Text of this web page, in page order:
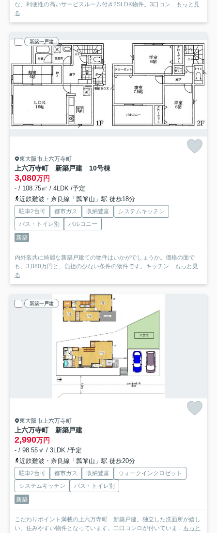
な、利便性の高いサービスルーム付き2SLDK物件。3口コン... もっと見
る
新築一戸建
東大阪市上六万寺町
上六万寺町 新築戸建 10号棟
3,080万円
- / 108.75㎡ / 4LDK /予定
近鉄難波・奈良線「瓢箪山」駅 徒歩18分
駐車2台可 都市ガス 収納豊富
システムキッチン
バス・トイレ別
バルコニー
新築
内外装共に綺麗な新築戸建ての物件はいかがでしょうか。価格の面で
も、3,080万円と、負担の少ない条件の物件です。キッチン... もっと見
る
新築一戸建
東大阪市上六万寺町
上六万寺町 新築戸建
2,990万円
- / 98.55㎡ / 3LDK /予定
近鉄難波・奈良線「瓢箪山」駅 徒歩20分
駐車2台可 都市ガス 収納豊富
ウォークインクロゼット
システムキッチン
バス・トイレ別
新築
こだわりポイント満載の上六万寺町 新築戸建。独立した洗面所が嬉し
い、住みやすい物件となっています。二口コンロが付いていま... もっと